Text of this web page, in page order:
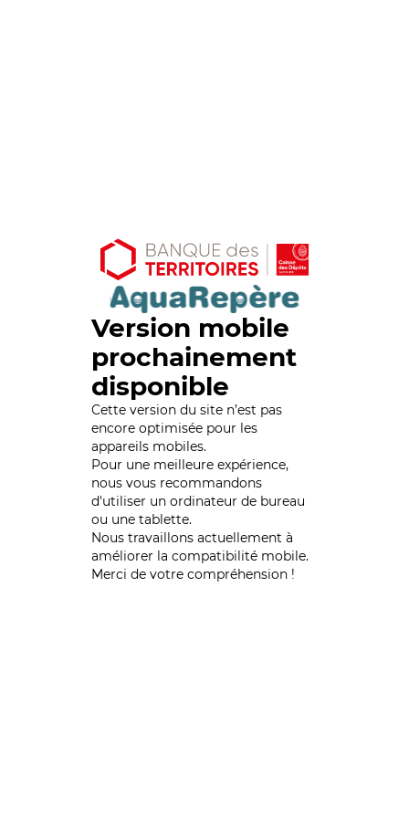
Version mobile
prochainement
disponible
Cette version du site n’est pas
encore optimisée pour les
appareils mobiles.
Pour une meilleure expérience,
nous vous recommandons
d'utiliser un ordinateur de bureau
ou une tablette.
Nous travaillons actuellement à
améliorer la compatibilité mobile.
Merci de votre compréhension !